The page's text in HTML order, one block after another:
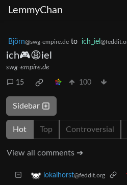
LemmyChan
Björn@swg-empire.de to ich_iel
ich🎮😩iel
swg-empire.de
15 100
Sidebar
Hot Top Controversial
View all comments ➔
lokalhorst@feddit.org